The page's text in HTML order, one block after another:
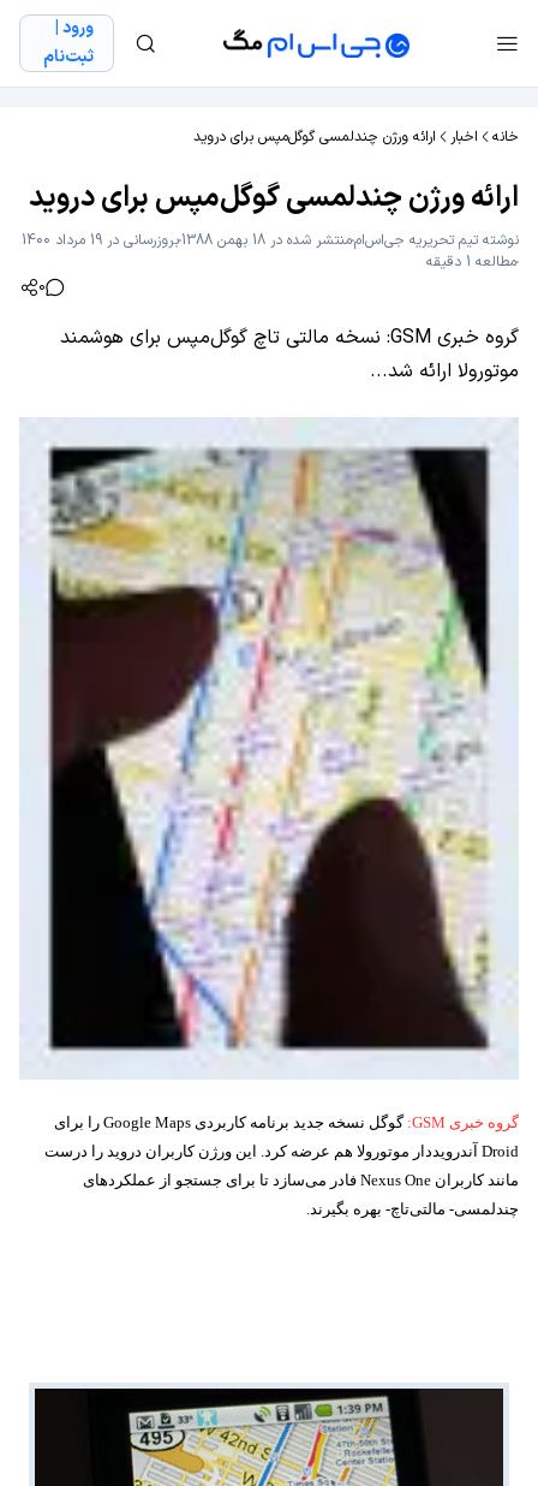
ورود |
ثبت‌نام
خانه اخبار ارائه ورژن چندلمسی گوگل‌مپس برای دروید
ارائه ورژن چندلمسی گوگل‌مپس برای دروید
نوشته تیم تحریریه جی‌اس‌اممنتشر شده در 18 بهمن 1388
بروزرسانی در 19 مرداد 1400
مطالعه 1 دقیقه
0
گروه خبری GSM: نسخه مالتی تاچ گوگل‌مپس برای هوشمند
موتورولا ارائه شد...
گروه خبری GSM
: گوگل نسخه جدید برنامه کاربردی Google Maps را برای
Droid آندرویددار موتورولا هم عرضه کرد. این ورژن کاربران دروید را درست
مانند کاربران Nexus One فادر می‌سازد تا برای جستجو از عملکردهای
چندلمسی- مالتی‌تاچ- بهره بگیرند.